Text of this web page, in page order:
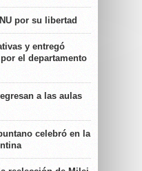
por su libertad
y entregó
el departamento
a las aulas
celebró en la